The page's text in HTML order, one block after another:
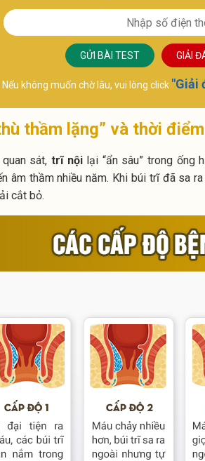
GỬI BÀI TEST GIẢI
Nếu không muốn chờ lâu, vui lòng click "Giải
thầm lặng” và thời
sát, trĩ nộilại “ẩn sâu” trong ống
âm thầm nhiều năm. Khi búi trĩ đã sa
cắt bỏ.